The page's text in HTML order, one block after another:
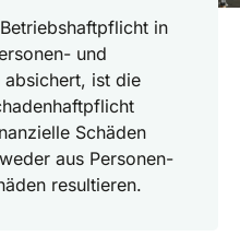
in
und
absichert, ist die
Schäden
aus Personen-
resultieren.